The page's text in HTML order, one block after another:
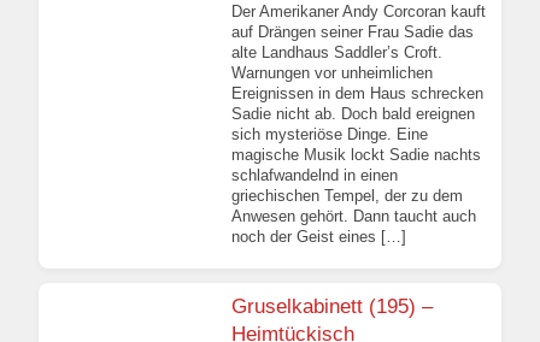
Der Amerikaner Andy Corcoran kauft
auf Drängen seiner Frau Sadie das
alte Landhaus Saddler’s Croft.
Warnungen vor unheimlichen
Ereignissen in dem Haus schrecken
Sadie nicht ab. Doch bald ereignen
sich mysteriöse Dinge. Eine
magische Musik lockt Sadie nachts
schlafwandelnd in einen
griechischen Tempel, der zu dem
Anwesen gehört. Dann taucht auch
noch der Geist eines […]
Gruselkabinett (195) –
Heimtückisch